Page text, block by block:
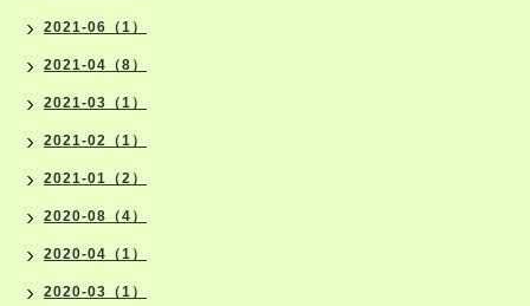
2021-06（1）
2021-04（8）
2021-03（1）
2021-02（1）
2021-01（2）
2020-08（4）
2020-04（1）
2020-03（1）